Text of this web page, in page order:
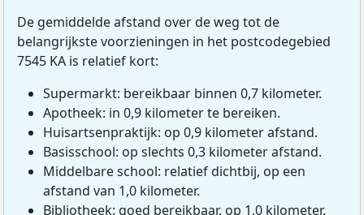
De gemiddelde afstand over de weg tot de
belangrijkste voorzieningen in het postcodegebied
7545 KA is relatief kort:
Supermarkt: bereikbaar binnen 0,7 kilometer.
Apotheek: in 0,9 kilometer te bereiken.
Huisartsenpraktijk: op 0,9 kilometer afstand.
Basisschool: op slechts 0,3 kilometer afstand.
Middelbare school: relatief dichtbij, op een
afstand van 1,0 kilometer.
Bibliotheek: goed bereikbaar, op 1,0 kilometer.